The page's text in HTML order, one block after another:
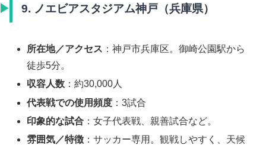
9. ノエビアスタジアム神戸（兵庫県）
所在地／アクセス ：神戸市兵庫区。御崎公園駅から
徒歩5分。
収容人数 ：約30,000人
代表戦での使用頻度 ：3試合
印象的な試合 ：女子代表戦、親善試合など。
雰囲気／特徴 ：サッカー専用。観戦しやすく、天候